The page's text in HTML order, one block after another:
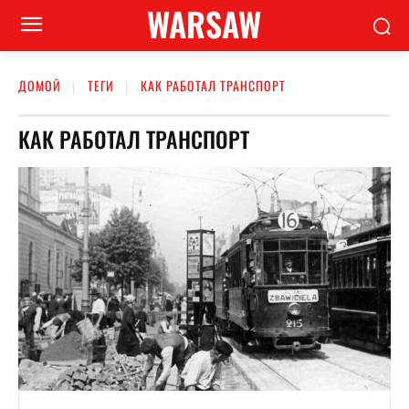
WARSAW
ДОМОЙ ТЕГИ КАК РАБОТАЛ ТРАНСПОРТ
КАК РАБОТАЛ ТРАНСПОРТ